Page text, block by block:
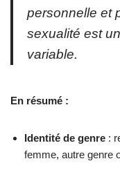
personnelle et
sexualité est
variable.
En résumé :
Identité de genre :
femme, autre genre